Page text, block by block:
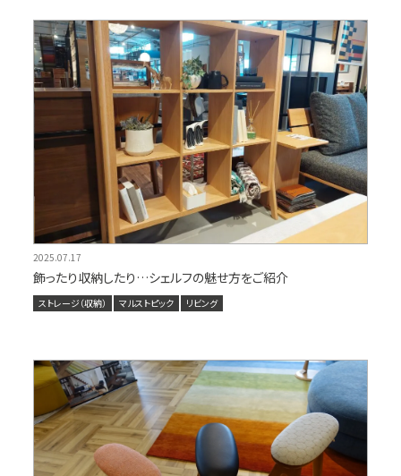
2025.07.17
飾ったり収納したり…シェルフの魅せ方をご紹介
ストレージ（収納） マルストピック リビング